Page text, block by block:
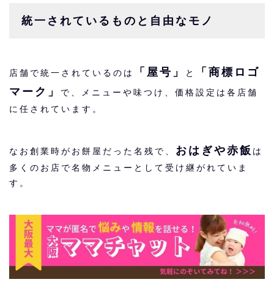
統一されているものと自由なモノ
店舗で統一されているのは 「屋号」 と
「商標ロゴ
マーク」
で、メニューや味つけ、価格設定は各店舗
に任されています。
なお創業時がお餅屋だった名残で、 おはぎや赤飯 は
多くのお店で名物メニューとして受け継がれていま
す。